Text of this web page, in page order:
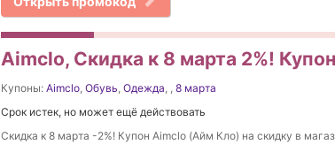
Aimclo, Скидка к 8 марта 2%!
Купоны: Aimclo, Обувь, Одежда, , 8 марта
Срок истек, но может ещё действовать
Скидка к 8 марта -2%! Купон Aimclo (Айм Кло) на скидку в